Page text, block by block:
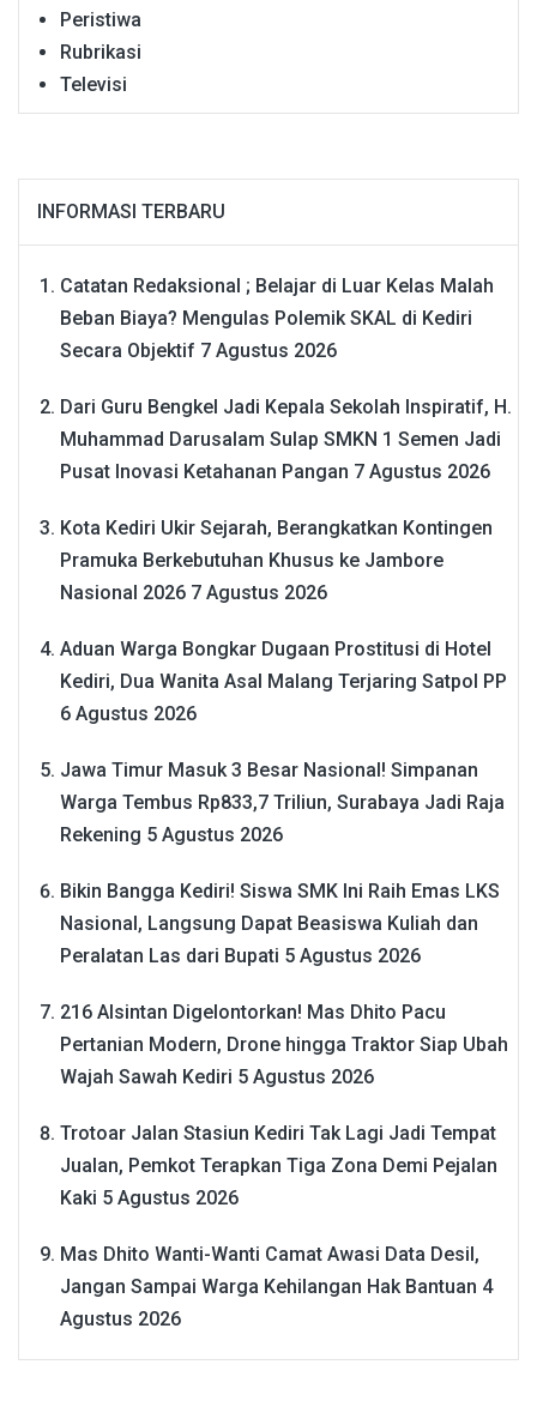
Peristiwa
Rubrikasi
Televisi
INFORMASI TERBARU
Catatan Redaksional ; Belajar di Luar Kelas Malah
Beban Biaya? Mengulas Polemik SKAL di Kediri
Secara Objektif 7 Agustus 2026
Dari Guru Bengkel Jadi Kepala Sekolah Inspiratif, H.
Muhammad Darusalam Sulap SMKN 1 Semen Jadi
Pusat Inovasi Ketahanan Pangan 7 Agustus 2026
Kota Kediri Ukir Sejarah, Berangkatkan Kontingen
Pramuka Berkebutuhan Khusus ke Jambore
Nasional 2026 7 Agustus 2026
Aduan Warga Bongkar Dugaan Prostitusi di Hotel
Kediri, Dua Wanita Asal Malang Terjaring Satpol PP
6 Agustus 2026
Jawa Timur Masuk 3 Besar Nasional! Simpanan
Warga Tembus Rp833,7 Triliun, Surabaya Jadi Raja
Rekening 5 Agustus 2026
Bikin Bangga Kediri! Siswa SMK Ini Raih Emas LKS
Nasional, Langsung Dapat Beasiswa Kuliah dan
Peralatan Las dari Bupati 5 Agustus 2026
216 Alsintan Digelontorkan! Mas Dhito Pacu
Pertanian Modern, Drone hingga Traktor Siap Ubah
Wajah Sawah Kediri 5 Agustus 2026
Trotoar Jalan Stasiun Kediri Tak Lagi Jadi Tempat
Jualan, Pemkot Terapkan Tiga Zona Demi Pejalan
Kaki 5 Agustus 2026
Mas Dhito Wanti-Wanti Camat Awasi Data Desil,
Jangan Sampai Warga Kehilangan Hak Bantuan 4
Agustus 2026